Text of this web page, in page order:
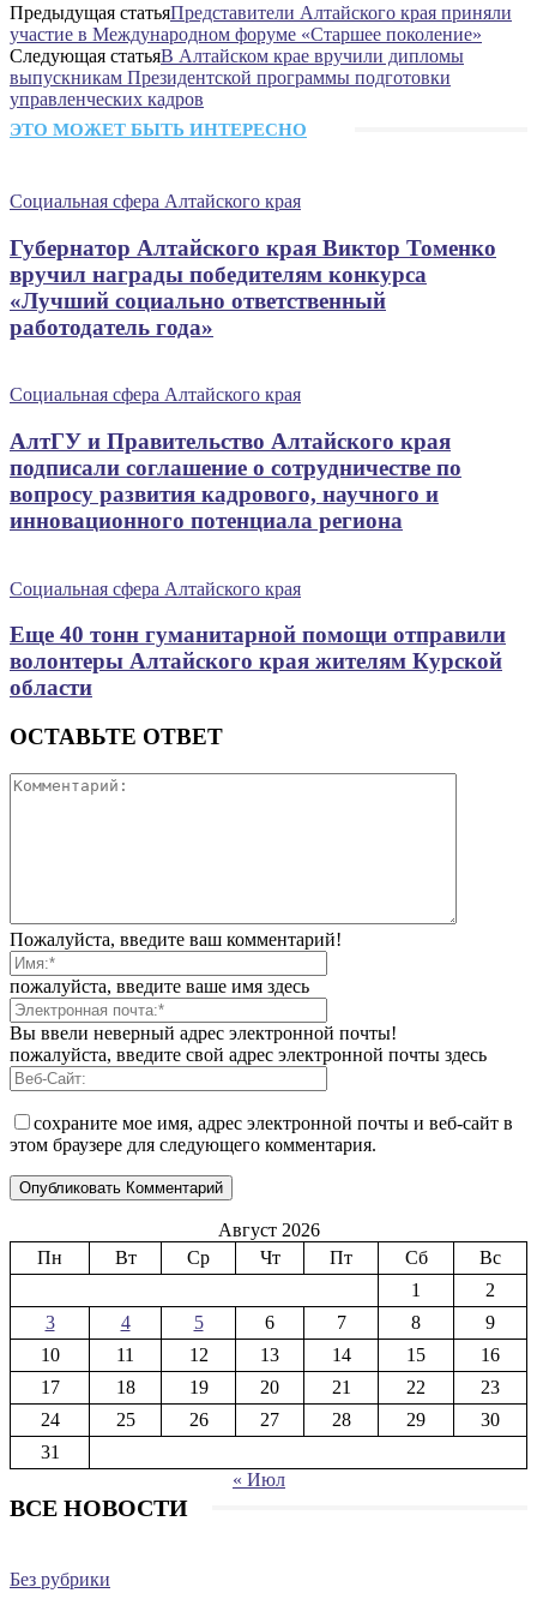
Предыдущая статьяПредставители Алтайского края приняли
участие в Международном форуме «Старшее поколение»
Следующая статьяВ Алтайском крае вручили дипломы
выпускникам Президентской программы подготовки
управленческих кадров
ЭТО МОЖЕТ БЫТЬ ИНТЕРЕСНО
Социальная сфера Алтайского края
Губернатор Алтайского края Виктор Томенко
вручил награды победителям конкурса
«Лучший социально ответственный
работодатель года»
Социальная сфера Алтайского края
АлтГУ и Правительство Алтайского края
подписали соглашение о сотрудничестве по
вопросу развития кадрового, научного и
инновационного потенциала региона
Социальная сфера Алтайского края
Еще 40 тонн гуманитарной помощи отправили
волонтеры Алтайского края жителям Курской
области
ОСТАВЬТЕ ОТВЕТ
Пожалуйста, введите ваш комментарий!
пожалуйста, введите ваше имя здесь
Вы ввели неверный адрес электронной почты!
пожалуйста, введите свой адрес электронной почты здесь
сохраните мое имя, адрес электронной почты и веб-сайт в
этом браузере для следующего комментария.
Август 2026
Пн
Вт Ср Чт Пт Сб
Вс
1
2
3
4 5 6 7 8
9
10
11 12 13 14 15
16
17
18 19 20 21 22
23
24
25 26 27 28 29
30
31
« Июл
ВСЕ НОВОСТИ
Без рубрики